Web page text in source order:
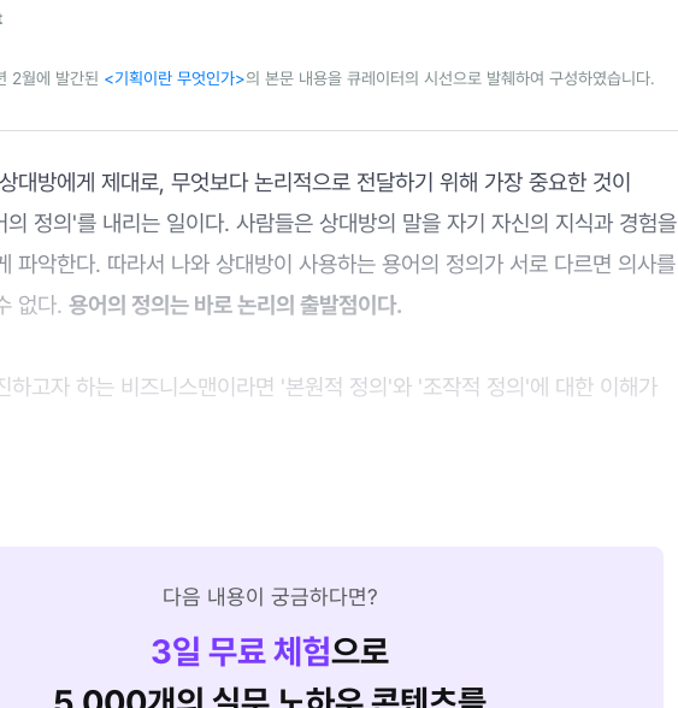
2월에 발간된 <기획이란 무엇인가>의 본문 내용을 큐레이터의 시선으로 발췌하여 구성하였습니다.
대방에게 제대로, 무엇보다 논리적으로 전달하기 위해 가장 중요한 것이
정의'를 내리는 일이다. 사람들은 상대방의 말을 자기 자신의 지식과 경험을
파악한다. 따라서 나와 상대방이 사용하는 용어의 정의가 서로 다르면 의사를
없다. 용어의 정의는 바로 논리의 출발점이다.
하고자 하는 비즈니스맨이라면 '본원적 정의'와 '조작적 정의'에 대한 이해가
다음 내용이 궁금하다면?
3일 무료 체험으로